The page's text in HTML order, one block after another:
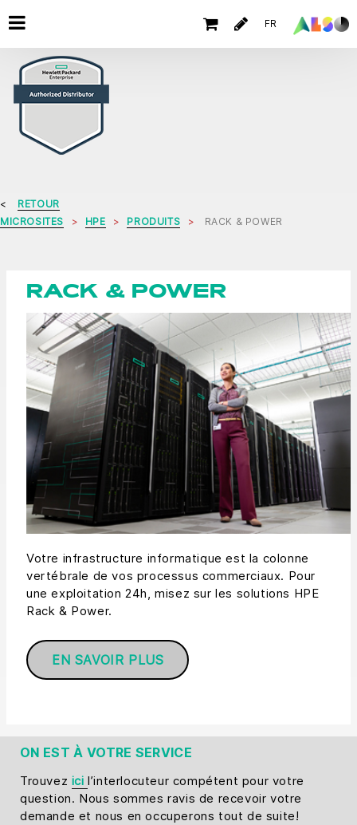
FR
RETOUR
MICROSITES
HPE PRODUITS RACK & POWER
RACK & POWER
Votre infrastructure informatique est la colonne
vertébrale de vos processus commerciaux. Pour
une exploitation 24h, misez sur les solutions HPE
Rack & Power.
EN SAVOIR PLUS
ON EST À VOTRE SERVICE
Trouvez icil’interlocuteur compétent pour votre
question. Nous sommes ravis de recevoir votre
demande et nous en occuperons tout de suite!